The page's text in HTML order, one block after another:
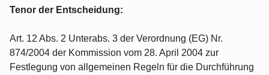
Tenor der Entscheidung:
Art. 12 Abs. 2 Unterabs. 3 der Verordnung (EG) Nr.
874/2004 der Kommission vom 28. April 2004 zur
Festlegung von allgemeinen Regeln für die Durchführung